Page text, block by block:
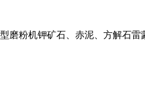
磨粉机钾矿石、赤泥、方解石